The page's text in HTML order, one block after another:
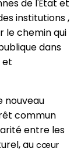
de l'État et
institutions ,
le chemin qui
dans
et
nouveau
commun
entre les
au cœur